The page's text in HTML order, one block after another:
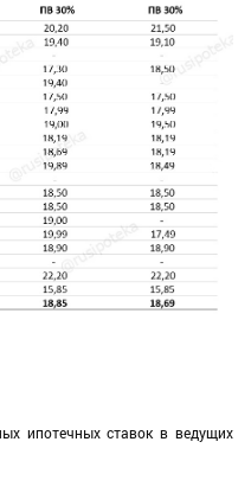
ипотечных ставок в ведущих